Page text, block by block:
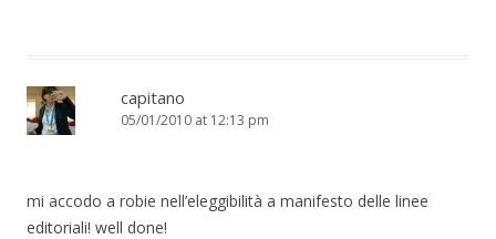
capitano
05/01/2010 at 12:13 pm
mi accodo a robie nell’eleggibilità a manifesto delle linee
editoriali! well done!